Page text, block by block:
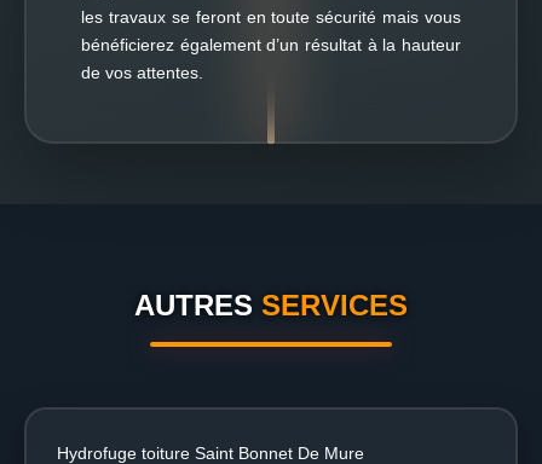
les travaux se feront en toute sécurité mais vous
bénéficierez également d’un résultat à la hauteur
de vos attentes.
AUTRES SERVICES
Hydrofuge toiture Saint Bonnet De Mure